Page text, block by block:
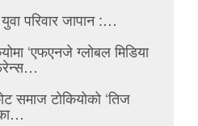
परिवार जापान :…
‘एफएनजे ग्लोबल मिडिया
समाज टोकियोको ‘तिज